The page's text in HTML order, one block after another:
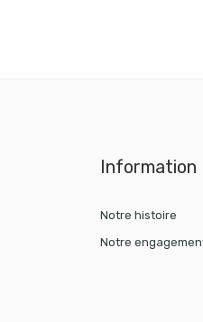
Information
Notre histoire
Notre